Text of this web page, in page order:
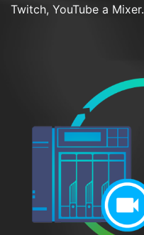
Twitch, YouTube a Mixer.